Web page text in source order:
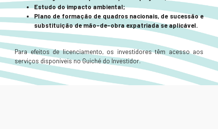
Estudo do impacto ambiental;
Plano de formação de quadros nacionais, de sucessão e
substituição de mão-de-obraexpatriada se aplicável.
Para efeitos de licenciamento, os investidores têm acesso aos
serviços disponíveis no Guiché do Investidor.